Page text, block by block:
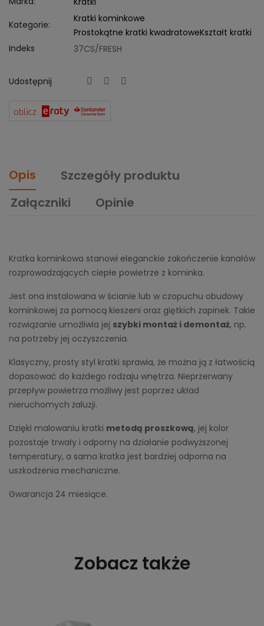
Kategorie:
Kratki kominkowe
Prostokątne kratki kwadratoweKształt kratki
Indeks
37CS/FRESH
Udostępnij
Opis
Szczegóły produktu
Załączniki
Opinie
Kratka kominkowa stanowi eleganckie zakończenie kanałów
rozprowadzających ciepłe powietrze z kominka.
Jest ona instalowana w ścianie lub w czopuchu obudowy
kominkowej za pomocą kieszeni oraz giętkich zapinek. Takie
rozwiązanie umożliwia jej szybki montaż i demontaż, np.
na potrzeby jej oczyszczenia.
Klasyczny, prosty styl kratki sprawia, że można ją z łatwością
dopasować do każdego rodzaju wnętrza. Nieprzerwany
przepływ powietrza możliwy jest poprzez układ
nieruchomych żaluzji.
Dzięki malowaniu kratki metodą proszkową, jej kolor
pozostaje trwały i odporny na działanie podwyższonej
temperatury, a sama kratka jest bardziej odporna na
uszkodzenia mechaniczne.
Gwarancja 24 miesiące.
Zobacz także